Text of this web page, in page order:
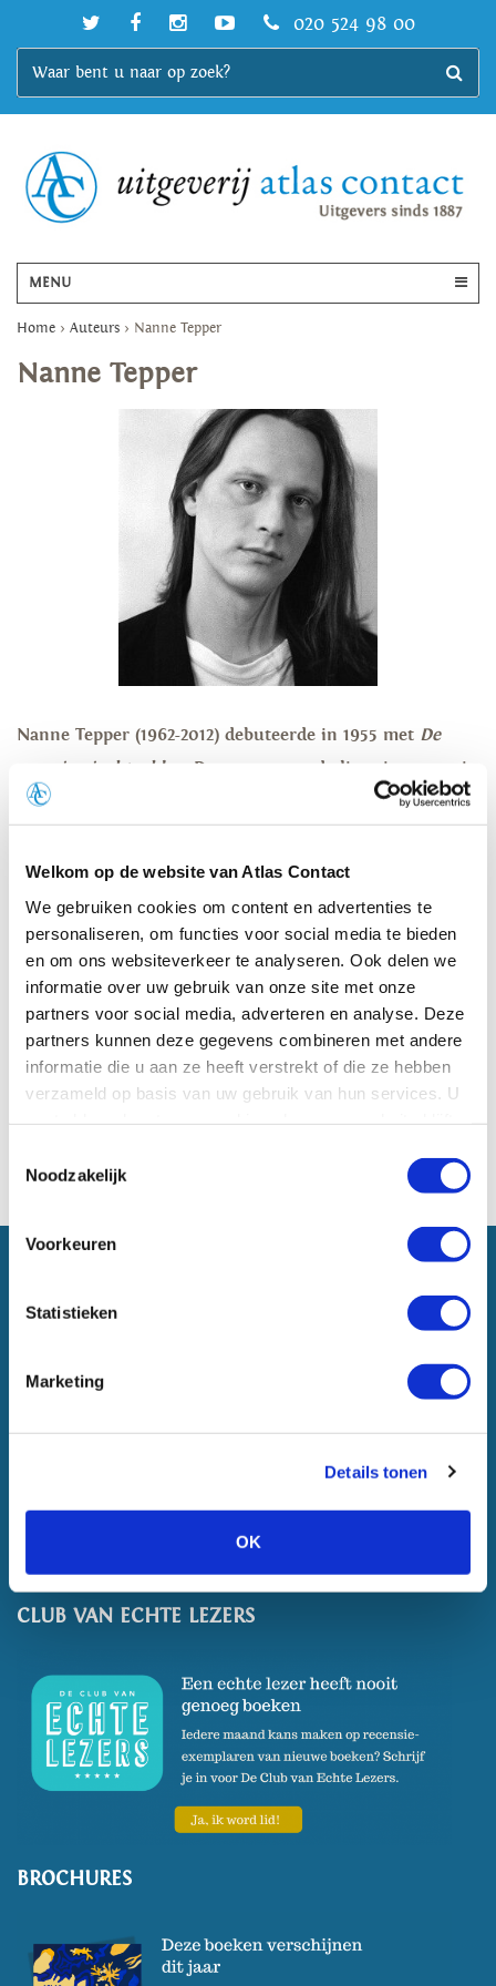
Welkom op de website van Atlas Contact
We gebruiken cookies om content en advertenties te
personaliseren, om functies voor social media te bieden
en om ons websiteverkeer te analyseren. Ook delen we
informatie over uw gebruik van onze site met onze
partners voor social media, adverteren en analyse. Deze
partners kunnen deze gegevens combineren met andere
informatie die u aan ze heeft verstrekt of die ze hebben
verzameld op basis van uw gebruik van hun services. U
Noodzakelijk
Voorkeuren
Statistieken
Marketing
Details tonen
OK
020 524 98 00
MENU
Home > Auteurs > Nanne Tepper
Nanne Tepper
Nanne Tepper (1962-2012) debuteerde in 1955 met De
eeuwige jachtvelden
. De roman was de literaire sensatie
van het jaar en won in 1996 de Anton Wachterprijs. In
De vaders van de gedachte, die genomineerd werd voor
de Libris Literatuurprijs. Niet lang daarna begonnen de
depressies die uiteindelijk leidden tot zijn dood.
ALLES HARDBACKS / PAPERBACKS
E-BOOKS
LUISTERBOEKEN
Terug naar boven
NIEUWSBRIEF
CLUB VAN ECHTE LEZERS
BROCHURES